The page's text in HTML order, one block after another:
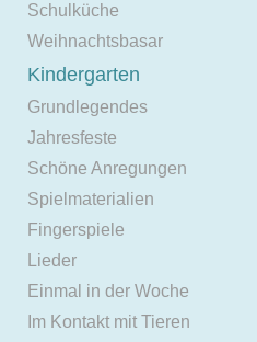
Schulküche
Weihnachtsbasar
Kindergarten
Grundlegendes
Jahresfeste
Schöne Anregungen
Spielmaterialien
Fingerspiele
Lieder
Einmal in der Woche
Im Kontakt mit Tieren